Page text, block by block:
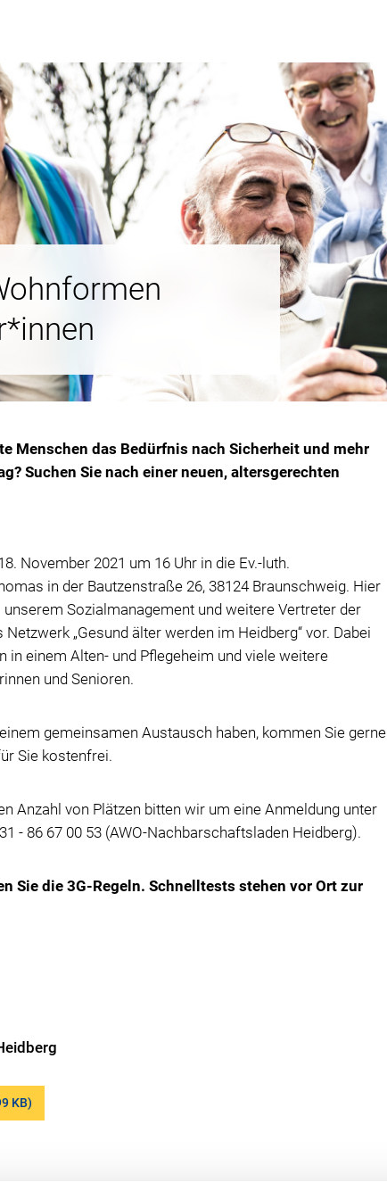
Menschen das Bedürfnis nach Sicherheit und mehr
Suchen Sie nach einer neuen, altersgerechten
November 2021 um 16 Uhr in die Ev.-luth.
in der Bautzenstraße 26, 38124 Braunschweig. Hier
Sozialmanagement und weitere Vertreter der
„Gesund älter werden im Heidberg“ vor. Dabei
in einem Alten- und Pflegeheim und viele weitere
und Senioren.
gemeinsamen Austausch haben, kommen Sie gerne
Sie kostenfrei.
Anzahl von Plätzen bitten wir um eine Anmeldung unter
- 86 67 00 53 (AWO-Nachbarschaftsladen Heidberg).
Sie die 3G-Regeln. Schnelltests stehen vor Ort zur
KB)